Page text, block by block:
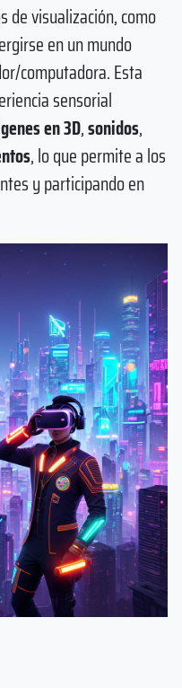
de visualización, como
en un mundo
computadora. Esta
sensorial
en 3D,sonidos,
, lo que permite a los
y participando en